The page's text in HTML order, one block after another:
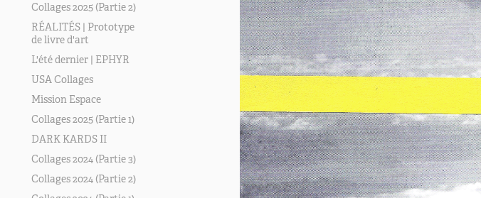
Collages 2025 (Partie 2)
RÉALITÉS | Prototype
de livre d'art
L'été dernier | EPHYR
USA Collages
Mission Espace
Collages 2025 (Partie 1)
DARK KARDS II
Collages 2024 (Partie 3)
Collages 2024 (Partie 2)